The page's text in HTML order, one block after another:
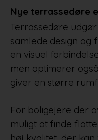
Nye terrassedøre
Terrassedøre
samlede design og
en visuel
men optimerer
giver en større
For boligejere der
muligt at finde
høj kvalitet, der